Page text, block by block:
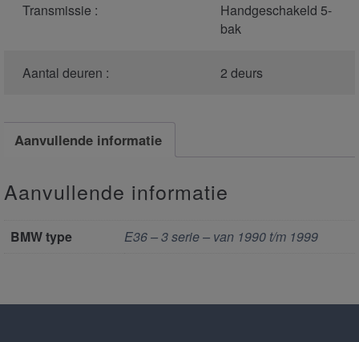
Transmissie :
Handgeschakeld 5-
bak
Aantal deuren : 2 deurs
Aanvullende informatie
Aanvullende informatie
BMW type E36 – 3 serie – van 1990 t/m 1999